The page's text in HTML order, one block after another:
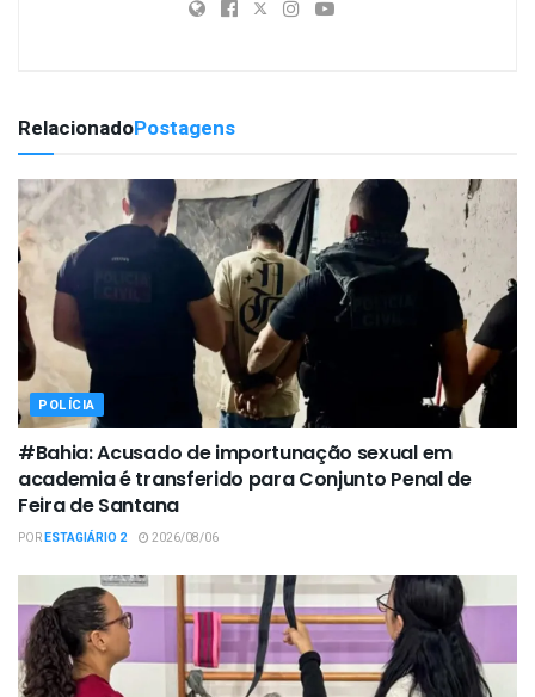
RelacionadoPostagens
POLÍCIA
#Bahia: Acusado de importunação sexual em
academia é transferido para Conjunto Penal de
Feira de Santana
PORESTAGIÁRIO 2 2026/08/06